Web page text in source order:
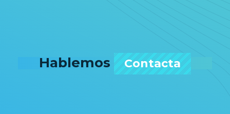
Hablemos Contacta